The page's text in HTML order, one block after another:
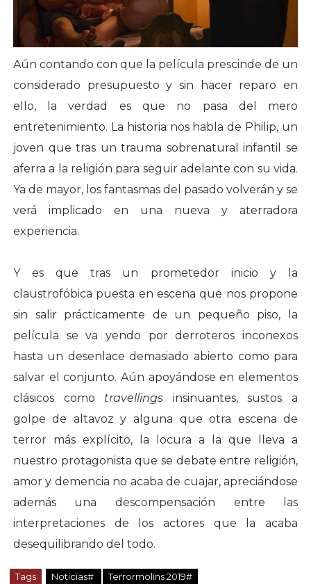
Aún contando con que la película prescinde de un
considerado presupuesto y sin hacer reparo en
ello, la verdad es que no pasa del mero
entretenimiento. La historia nos habla de Philip, un
joven que tras un trauma sobrenatural infantil se
aferra a la religión para seguir adelante con su vida.
Ya de mayor, los fantasmas del pasado volverán y se
verá implicado en una nueva y aterradora
experiencia.
Y es que tras un prometedor inicio y la
claustrofóbica puesta en escena que nos propone
sin salir prácticamente de un pequeño piso, la
película se va yendo por derroteros inconexos
hasta un desenlace demasiado abierto como para
salvar el conjunto. Aún apoyándose en elementos
clásicos como travellings insinuantes, sustos a
golpe de altavoz y alguna que otra escena de
terror más explícito, la locura a la que lleva a
nuestro protagonista que se debate entre religión,
amor y demencia no acaba de cuajar, apreciándose
además una descompensación entre las
interpretaciones de los actores que la acaba
desequilibrando del todo.
Tags Noticias# Terrormolins 2019#